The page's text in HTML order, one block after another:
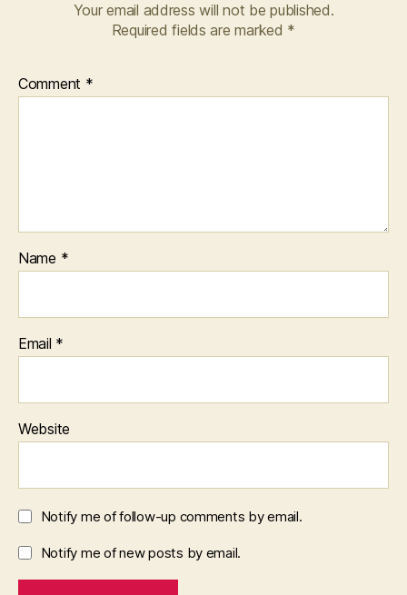
Your email address will not be published.
Required fields are marked *
Comment *
Name *
Email *
Website
Notify me of follow-up comments by email.
Notify me of new posts by email.